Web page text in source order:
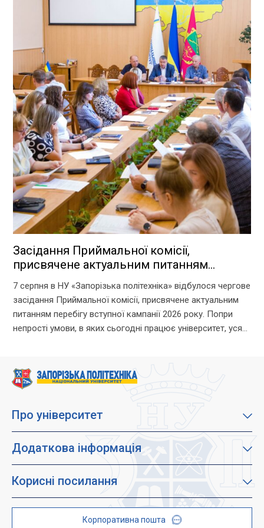
Засідання Приймальної комісії,
присвячене актуальним питанням
перебігу вступної кампанії 2026 року
7 серпня в НУ «Запорізька політехніка» відбулося чергове
засідання Приймальної комісії, присвячене актуальним
питанням перебігу вступної кампанії 2026 року. Попри
непрості умови, в яких сьогодні працює університет, уся
Про університет
Місія, візія та цінності
Факультети
Студентам
Додаткова інформація
Дистанційне навчання
Дитячо-юнацький науковий університет (ДЮНУ)
Відокремлені структурні підрозділи
Корисні посилання
Стипендії і гранти
Корпоративна пошта